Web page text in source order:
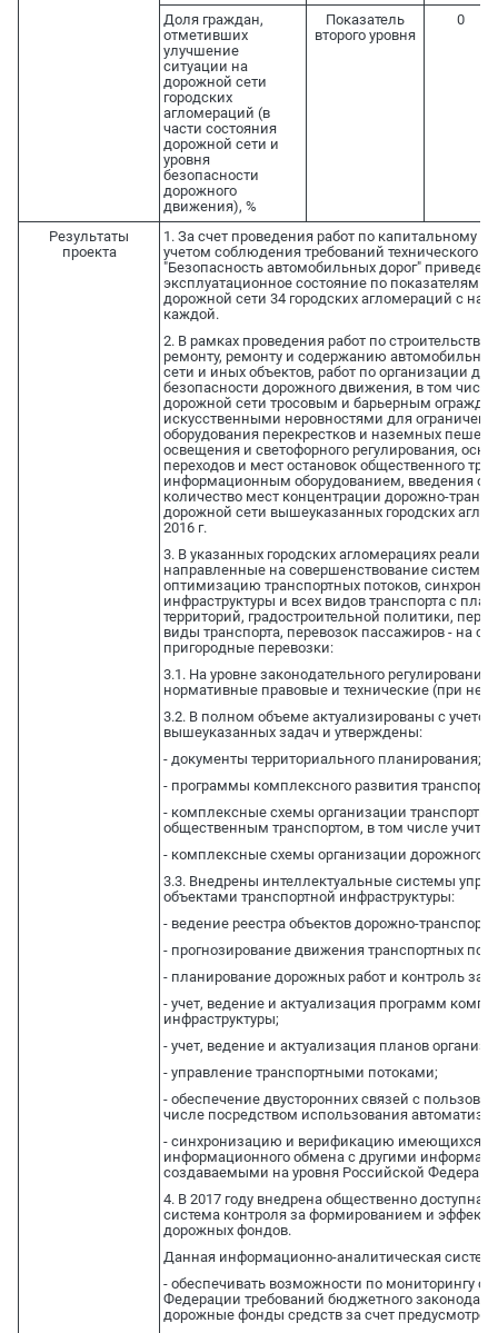
Доля граждан,
отметивших
улучшение
ситуации на
дорожной сети
городских
агломераций (в
части состояния
дорожной сети и
уровня
безопасности
дорожного
движения), %
Показатель
второго уровня
0
Результаты
проекта
1. За счет проведения работ по капитальному
учетом соблюдения требований технического
"Безопасность автомобильных дорог"
эксплуатационное состояние по показателям
дорожной сети 34 городских агломераций с
каждой.
2. В рамках проведения работ по
ремонту, ремонту и содержанию
сети и иных объектов, работ по организации
безопасности дорожного движения, в том числе
дорожной сети тросовым и барьерным
искусственными неровностями для
оборудования перекрестков и наземных
освещения и светофорного регулирования,
переходов и мест остановок общественного
информационным оборудованием, введения
количество мест концентрации дорожно-
дорожной сети вышеуказанных городских
2016 г.
3. В указанных городских агломерациях
направленные на совершенствование
оптимизацию транспортных потоков,
инфраструктуры и всех видов транспорта с
территорий, градостроительной политики,
виды транспорта, перевозок пассажиров - на
пригородные перевозки:
3.1. На уровне законодательного
нормативные правовые и технические (при
3.2. В полном объеме актуализированы с
вышеуказанных задач и утверждены:
- документы территориального планирования;
- программы комплексного развития
- комплексные схемы организации
общественным транспортом, в том числе
- комплексные схемы организации дорожного
3.3. Внедрены интеллектуальные системы
объектами транспортной инфраструктуры:
- ведение реестра объектов дорожно-
- прогнозирование движения транспортных
- планирование дорожных работ и контроль за
- учет, ведение и актуализация программ
инфраструктуры;
- учет, ведение и актуализация планов
- управление транспортными потоками;
- обеспечение двусторонних связей с
числе посредством использования
- синхронизацию и верификацию имеющихся
информационного обмена с другими
создаваемыми на уровня Российской
4. В 2017 году внедрена общественно
система контроля за формированием и
дорожных фондов.
Данная информационно-аналитическая
- обеспечивать возможности по мониторингу
Федерации требований бюджетного
дорожные фонды средств за счет